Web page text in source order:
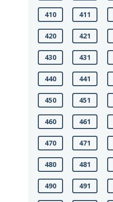
410 411
420 421
430 431
440 441
450 451
460 461
470 471
480 481
490 491